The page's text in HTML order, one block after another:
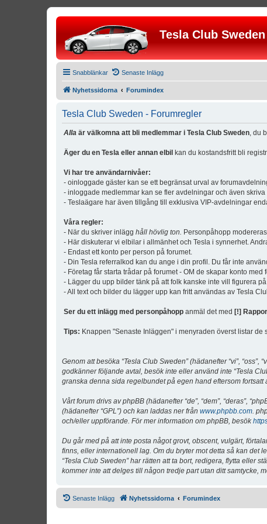
Tesla Club Sweden
Snabblänkar Senaste Inlägg
Nyhetssidorna Forumindex
Tesla Club Sweden - Forumregler
Alla är välkomna att bli medlemmar i Tesla Club Sweden, du
Äger du en Tesla eller annan elbil kan du kostandsfritt bli
Vi har tre användarnivåer:
- oinloggade gäster kan se ett begränsat urval av
- inloggade medlemmar kan se fler avdelningar och även skriva
- Teslaägare har även tillgång till exklusiva VIP-avdelningar
Våra regler:
- När du skriver inlägg håll hövlig ton. Personpåhopp
- Här diskuterar vi elbilar i allmänhet och Tesla i synnerhet.
- Endast ett konto per person på forumet.
- Din Tesla referralkod kan du ange i din profil. Du får inte
- Företag får starta trådar på forumet - OM de skapar konto
- Lägger du upp bilder tänk på att folk kanske inte vill figurera
- All text och bilder du lägger upp kan fritt användas av Tesla
Ser du ett inlägg med personpåhopp anmäl det med [!]
Tips: Knappen "Senaste Inläggen" i menyraden överst listar
Genom att besöka “Tesla Club Sweden” (hädanefter “vi”,
godkänner följande avtal, besök inte eller använd inte “Tesla
granska denna sida regelbundet på egen hand eftersom
Vårt forum drivs av phpBB (hädanefter “de”, “dem”, “deras”,
(hädanefter “GPL”) och kan laddas ner från www.phpbb.com.
och/eller uppförande. För mer information om phpBB, besök
Du går med på att inte posta något grovt, obscent, vulgärt,
finns, eller internationell lag. Om du bryter mot detta så kan det
“Tesla Club Sweden” har rätten att ta bort, redigera, flytta eller
kommer inte att delges till någon tredje part utan ditt samtycke,
Senaste Inlägg Nyhetssidorna Forumindex